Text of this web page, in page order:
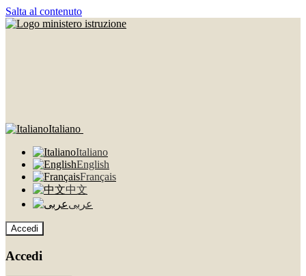
Salta al contenuto
Italiano
Italiano
English
Français
中文
عربى
Accedi
Accedi